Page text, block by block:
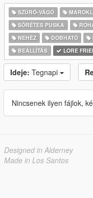
SZÚRÓ-VÁGÓ
SÖRÉTES PUSKA
NEHÉZ
DOBHATÓ
BEÁLLÍTÁS
LORE
Ideje: Tegnapi
Nincsenek ilyen fájlok,
Designed in Alderney
Made in Los Santos